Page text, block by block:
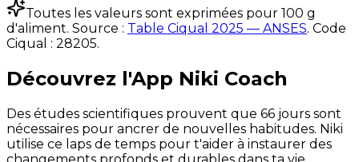
Toutes les valeurs sont exprimées pour 100 g
d'aliment. Source : Table Ciqual 2025 — ANSES. Code
Ciqual : 28205.
Découvrez l'App Niki Coach
Des études scientifiques prouvent que 66 jours sont
nécessaires pour ancrer de nouvelles habitudes. Niki
utilise ce laps de temps pour t'aider à instaurer des